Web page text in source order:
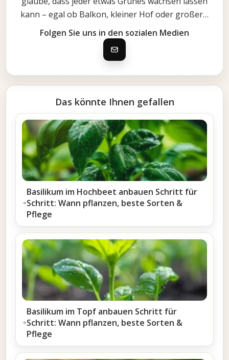
kann – egal ob Balkon, kleiner Hof oder großer…
Folgen Sie uns in den sozialen Medien
Das könnte Ihnen gefallen
Basilikum im Hochbeet anbauen Schritt für
Schritt: Wann pflanzen, beste Sorten &
Pflege
Basilikum im Topf anbauen Schritt für
Schritt: Wann pflanzen, beste Sorten &
Pflege